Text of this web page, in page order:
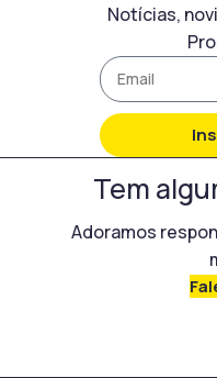
Notícias,
Tem
Adoramos